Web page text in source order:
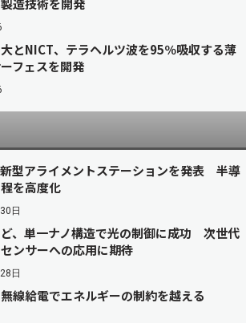
造技術を開発
とNICT、テラヘルツ波を95％吸収する薄
フェスを開発
型アライメントステーションを発表 半導
を高度化
日
、単一ナノ構造で光の制御に成功 次世代
ンサーへの応用に期待
日
線給電でエネルギーの制約を越える